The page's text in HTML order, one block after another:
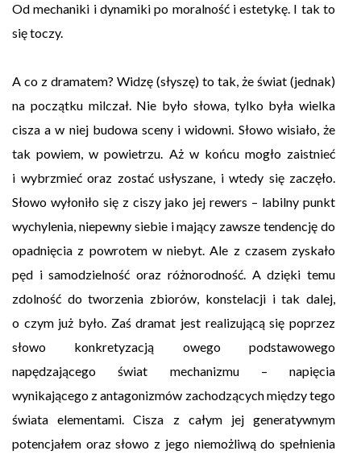
Od mechaniki i dynamiki po moralność i estetykę. I tak to
się toczy.
A co z dramatem? Widzę (słyszę) to tak, że świat (jednak)
na początku milczał. Nie było słowa, tylko była wielka
cisza a w niej budowa sceny i widowni. Słowo wisiało, że
tak powiem, w powietrzu. Aż w końcu mogło zaistnieć
i wybrzmieć oraz zostać usłyszane, i wtedy się zaczęło.
Słowo wyłoniło się z ciszy jako jej rewers – labilny punkt
wychylenia, niepewny siebie i mający zawsze tendencję do
opadnięcia z powrotem w niebyt. Ale z czasem zyskało
pęd i samodzielność oraz różnorodność. A dzięki temu
zdolność do tworzenia zbiorów, konstelacji i tak dalej,
o czym już było. Zaś dramat jest realizującą się poprzez
słowo konkretyzacją owego podstawowego
napędzającego świat mechanizmu – napięcia
wynikającego z antagonizmów zachodzących między tego
świata elementami. Cisza z całym jej generatywnym
potencjałem oraz słowo z jego niemożliwą do spełnienia